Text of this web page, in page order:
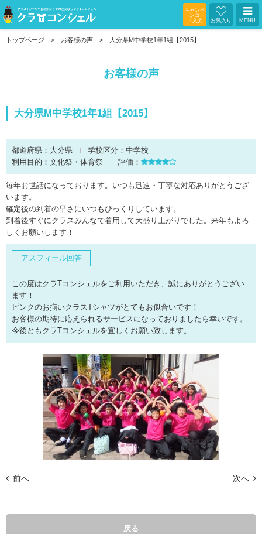
キャンペ
ーンコー
ド入力
お気入り MENU
トップページ お客様の声 大分県M中学校1年1組【2015】
お客様の声
大分県M中学校1年1組【2015】
都道府県： 大分県 学校区分： 中学校
利用目的： 文化祭・体育祭 評価：
毎年お世話になっております。いつも迅速・丁寧な対応ありがとうござ
います。
確定後の到着の早さにいつもびっくりしています。
到着後すぐにクラスみんなで着用して大盛り上がりでした。来年もよろ
しくお願いします！
アスフィール回答
この度はクラTコンシェルをご利用いただき、誠にありがとうござい
ます！
ピンクのお揃いクラスTシャツがとてもお似合いです！
お客様の期待に応えられるサービスになっておりましたら幸いです。
今後ともクラTコンシェルを宜しくお願い致します。
前へ 次へ
戻る